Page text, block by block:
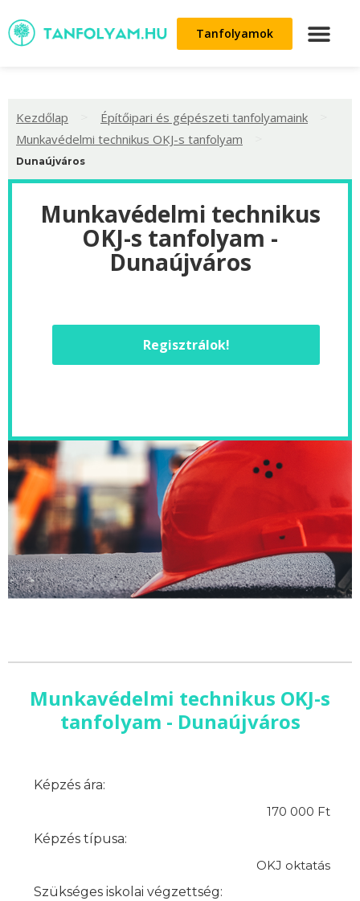
Tanfolyamok
Kezdőlap Építőipari és gépészeti tanfolyamaink
Munkavédelmi technikus OKJ-s tanfolyam
Dunaújváros
Munkavédelmi technikus
OKJ-s tanfolyam -
Dunaújváros
Regisztrálok!
Munkavédelmi technikus OKJ-s
tanfolyam - Dunaújváros
Képzés ára:
170 000 Ft
Képzés típusa:
OKJ oktatás
Szükséges iskolai végzettség: